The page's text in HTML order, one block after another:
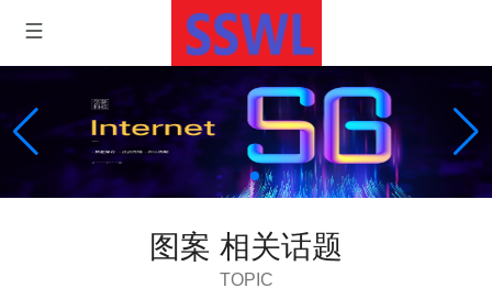
图案 相关话题
TOPIC